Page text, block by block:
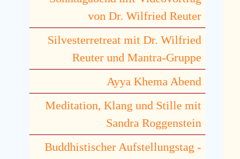
von Dr. Wilfried Reuter
Silvesterretreat mit Dr. Wilfried
Reuter und Mantra-Gruppe
Ayya Khema Abend
Meditation, Klang und Stille mit
Sandra Roggenstein
Buddhistischer Aufstellungstag -